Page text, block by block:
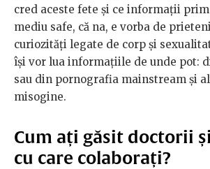
cred aceste fete și ce informații
mediu safe, că na, e vorba de
curiozități legate de corp și
își vor lua informațiile de unde pot:
sau din pornografia mainstream și
misogine.
Cum ați găsit doctorii
cu care colaborați?